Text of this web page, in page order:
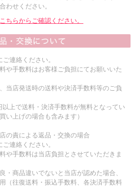
わせください。
ちらからご確認ください。
連絡ください。
や手数料はお客様ご負担にてお願いいた
当店発送時の送料や決済手数料等のご負
以上で送料・決済手数料が無料となってい
い上げの場合も含みます）
の責による返品・交換の場合
連絡ください。
や手数料は当店負担とさせていただきま
・商品違いでないと当店が認めた場合、
（往復送料・振込手数料、各決済手数料